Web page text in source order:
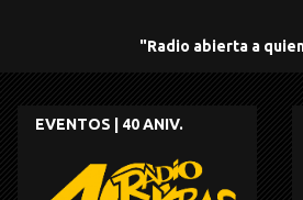
"Radio abierta a
EVENTOS | 40 ANIV.